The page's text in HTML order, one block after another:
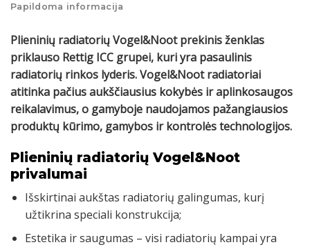
Papildoma informacija
Plieninių radiatorių Vogel&Noot prekinis ženklas
priklauso Rettig ICC grupei, kuri yra pasaulinis
radiatorių rinkos lyderis. Vogel&Noot radiatoriai
atitinka pačius aukščiausius kokybės ir aplinkosaugos
reikalavimus, o gamyboje naudojamos pažangiausios
produktų kūrimo, gamybos ir kontrolės technologijos.
Plieninių radiatorių Vogel&Noot
privalumai
Išskirtinai aukštas radiatorių galingumas, kurį
užtikrina speciali konstrukcija;
Estetika ir saugumas – visi radiatorių kampai yra